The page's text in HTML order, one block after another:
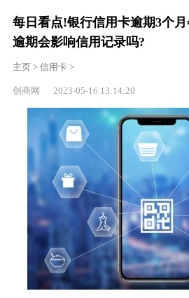
每日看点!银行信用卡逾期3个
逾期会影响信用记录吗?
主页> 信用卡>
创商网 2023-05-16 13:14:20